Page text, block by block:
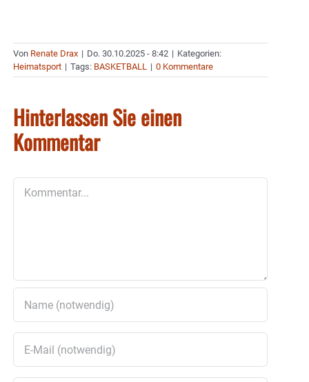
Von Renate Drax | Do. 30.10.2025 - 8:42 | Kategorien:
Heimatsport | Tags: BASKETBALL | 0 Kommentare
Hinterlassen Sie einen
Kommentar